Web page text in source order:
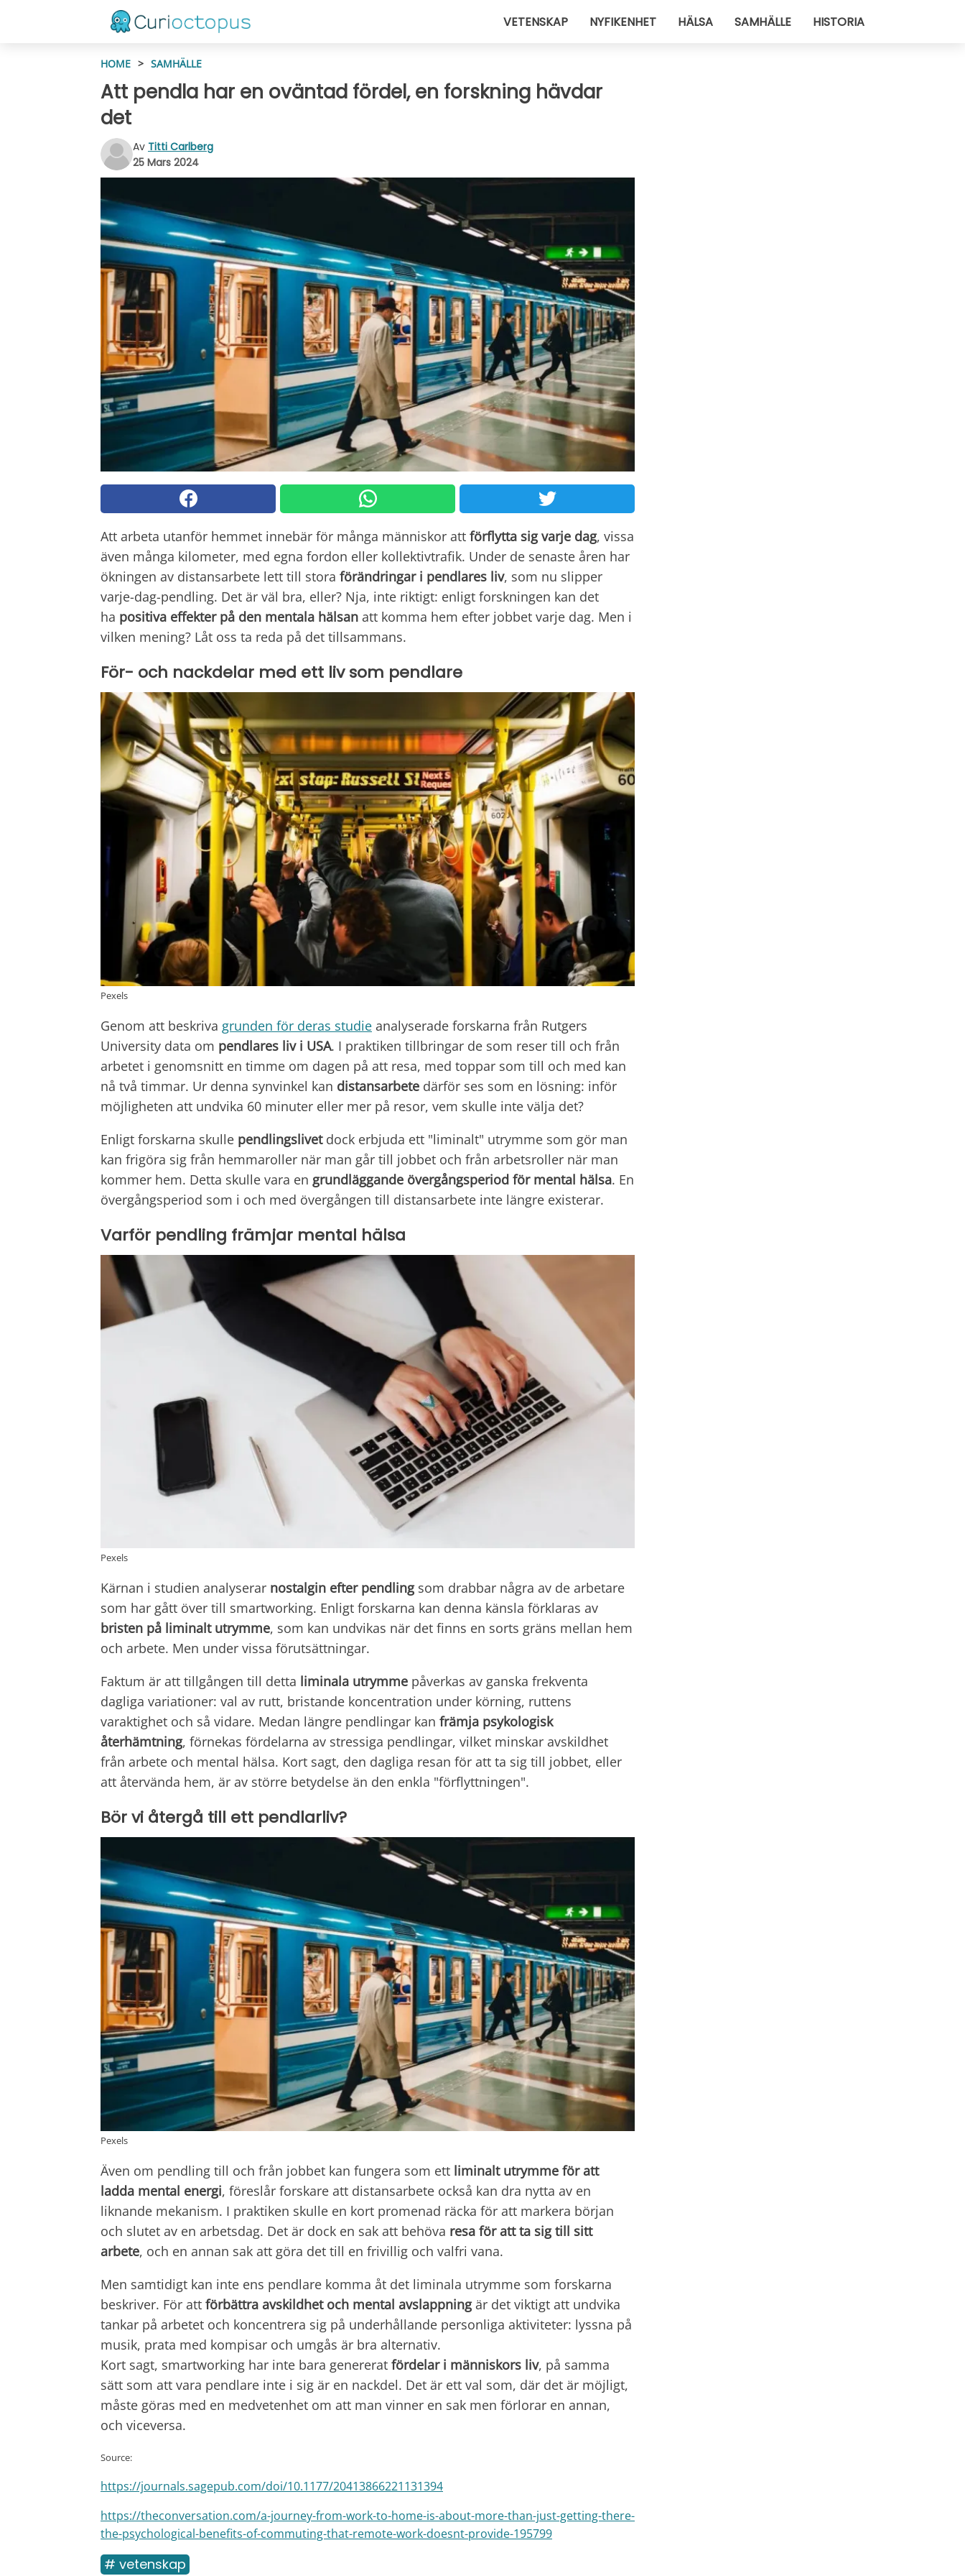
VETENSKAP NYFIKENHET HÄLSA SAMHÄLLE HISTORIA
HOME > SAMHÄLLE
Att pendla har en oväntad fördel, en forskning hävdar
det
Av Titti Carlberg
25 Mars 2024
Att arbeta utanför hemmet innebär för många människor att förflytta sig varje dag, vissa
även många kilometer, med egna fordon eller kollektivtrafik. Under de senaste åren har
ökningen av distansarbete lett till stora förändringar i pendlares liv, som nu slipper
varje-dag-pendling. Det är väl bra, eller? Nja, inte riktigt: enligt forskningen kan det
ha positiva effekter på den mentala hälsan att komma hem efter jobbet varje dag. Men i
vilken mening? Låt oss ta reda på det tillsammans.
För- och nackdelar med ett liv som pendlare
Pexels
Genom att beskriva grunden för deras studie analyserade forskarna från Rutgers
University data om pendlares liv i USA. I praktiken tillbringar de som reser till och från
arbetet i genomsnitt en timme om dagen på att resa, med toppar som till och med kan
nå två timmar. Ur denna synvinkel kan distansarbete därför ses som en lösning: inför
möjligheten att undvika 60 minuter eller mer på resor, vem skulle inte välja det?
Enligt forskarna skulle pendlingslivetdock erbjuda ett "liminalt" utrymme som gör man
kan frigöra sig från hemmaroller när man går till jobbet och från arbetsroller när man
kommer hem. Detta skulle vara en grundläggande övergångsperiod för mental hälsa. En
övergångsperiod som i och med övergången till distansarbete inte längre existerar.
Varför pendling främjar mental hälsa
Pexels
Kärnan i studien analyserar nostalgin efter pendlingsom drabbar några av de arbetare
som har gått över till smartworking. Enligt forskarna kan denna känsla förklaras av
bristen på liminalt utrymme, som kan undvikas när det finns en sorts gräns mellan hem
och arbete. Men under vissa förutsättningar.
Faktum är att tillgången till detta liminala utrymme påverkas av ganska frekventa
dagliga variationer: val av rutt, bristande koncentration under körning, ruttens
varaktighet och så vidare. Medan längre pendlingar kan främja psykologisk
återhämtning, förnekas fördelarna av stressiga pendlingar, vilket minskar avskildhet
från arbete och mental hälsa. Kort sagt, den dagliga resan för att ta sig till jobbet, eller
att återvända hem, är av större betydelse än den enkla "förflyttningen".
Bör vi återgå till ett pendlarliv?
Pexels
Även om pendling till och från jobbet kan fungera som ett liminalt utrymme för att
ladda mental energi, föreslår forskare att distansarbete också kan dra nytta av en
liknande mekanism. I praktiken skulle en kort promenad räcka för att markera början
och slutet av en arbetsdag. Det är dock en sak att behöva resa för att ta sig till sitt
arbete, och en annan sak att göra det till en frivillig och valfri vana.
Men samtidigt kan inte ens pendlare komma åt det liminala utrymme som forskarna
beskriver. För att förbättra avskildhet och mental avslappningär det viktigt att undvika
tankar på arbetet och koncentrera sig på underhållande personliga aktiviteter: lyssna på
musik, prata med kompisar och umgås är bra alternativ.
Kort sagt, smartworking har inte bara genererat fördelar i människors liv, på samma
sätt som att vara pendlare inte i sig är en nackdel. Det är ett val som, där det är möjligt,
måste göras med en medvetenhet om att man vinner en sak men förlorar en annan,
och viceversa.
Source:
https://journals.sagepub.com/doi/10.1177/20413866221131394
https://theconversation.com/a-journey-from-work-to-home-is-about-more-than-just-getting-there-
the-psychological-benefits-of-commuting-that-remote-work-doesnt-provide-195799
# vetenskap